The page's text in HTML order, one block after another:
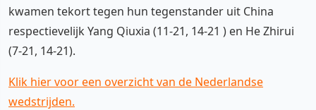
kwamen tekort tegen hun tegenstander uit China
respectievelijk Yang Qiuxia (11-21, 14-21 ) en He Zhirui
(7-21, 14-21).
Klik hier voor een overzicht van de Nederlandse
wedstrijden.